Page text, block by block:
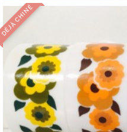
DÉJÀ CHINÉ